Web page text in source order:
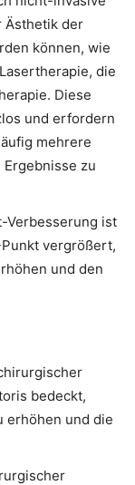
Ästhetik der
können, wie
die
Diese
und erfordern
mehrere
zu
Verbesserung ist
vergrößert,
und den
bedeckt,
erhöhen und die